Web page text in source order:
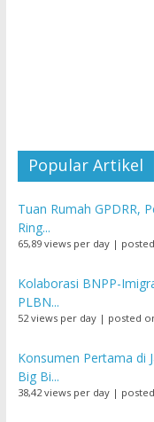
Popular Artikel
Tuan Rumah GPDRR,
Ring...
65,89 views per day|
Kolaborasi BNPP-
PLBN...
52 views per day| posted
Konsumen Pertama di
Big Bi...
38,42 views per day|